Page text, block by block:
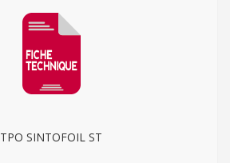
TPO SINTOFOIL ST